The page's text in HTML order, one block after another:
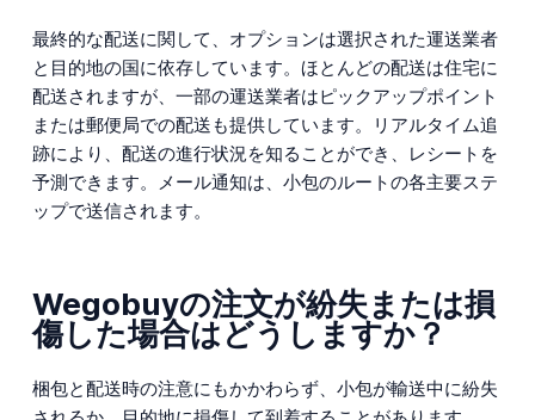
最終的な配送に関して、オプションは選択された運送業者
と目的地の国に依存しています。ほとんどの配送は住宅に
配送されますが、一部の運送業者はピックアップポイント
または郵便局での配送も提供しています。リアルタイム追
跡により、配送の進行状況を知ることができ、レシートを
予測できます。メール通知は、小包のルートの各主要ステ
ップで送信されます。
Wegobuyの注文が紛失または損
傷した場合はどうしますか？
梱包と配送時の注意にもかかわらず、小包が輸送中に紛失